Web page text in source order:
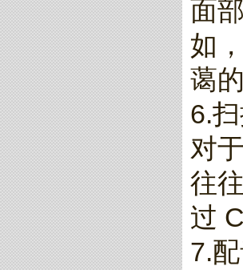
面
如
蔼
6.
对
往
过
7.